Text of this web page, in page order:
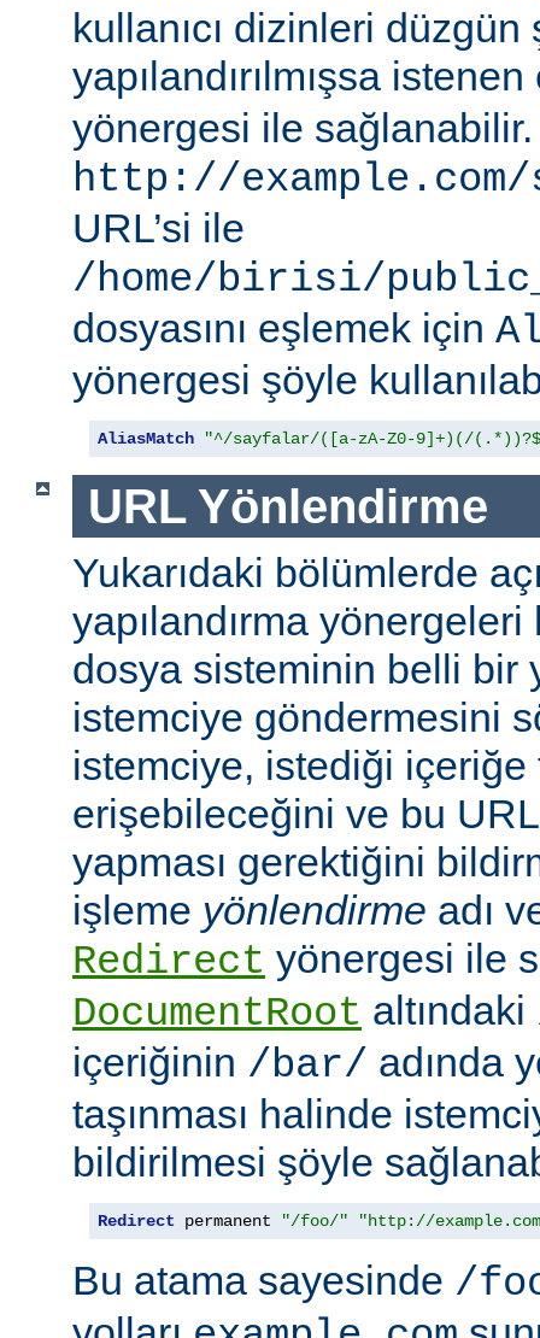
kullanıcı dizinleri düzgün
yapılandırılmışsa
yönergesi ile
http://
URL’si ile
/home/birisi/
dosyasını eşlemek için
yönergesi şöyle
AliasMatch "^/sayfalar/([a-zA-Z0-9]+)(/
URL Yönlendirme
Yukarıdaki bölümlerde
yapılandırma yönergeleri
dosya sisteminin belli bir
istemciye göndermesini
istemciye, istediği içeriğe
erişebileceğini ve bu
yapması gerektiğini
işleme yönlendirme adı
Redirect yönergesi ile
DocumentRoot altındaki
içeriğinin /bar/ adında
taşınması halinde
bildirilmesi şöyle
Redirect permanent "/foo/" "http://
Bu atama sayesinde /